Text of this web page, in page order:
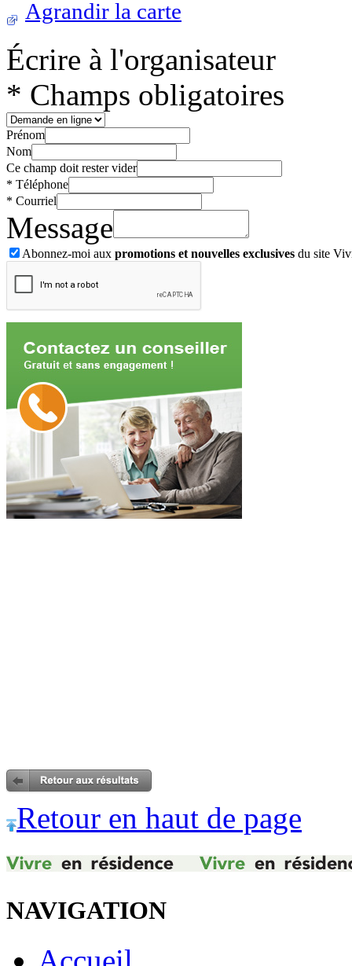
Agrandir la carte
Écrire à l'organisateur
* Champs obligatoires
Prénom
Nom
Ce champ doit rester vider
* Téléphone
* Courriel
Message
Abonnez-moi aux promotions et nouvelles exclusives du site
Retour en haut de page
NAVIGATION